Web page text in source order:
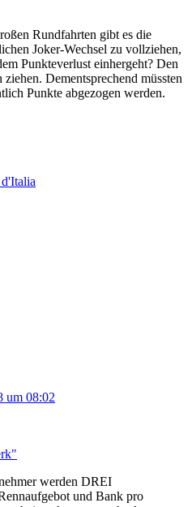
Rundfahrten gibt es die
Joker-Wechsel zu vollziehen,
Punkteverlust einhergeht? Den
Dementsprechend müssten
Punkte abgezogen werden.
um 08:02
werden DREI
und Bank pro